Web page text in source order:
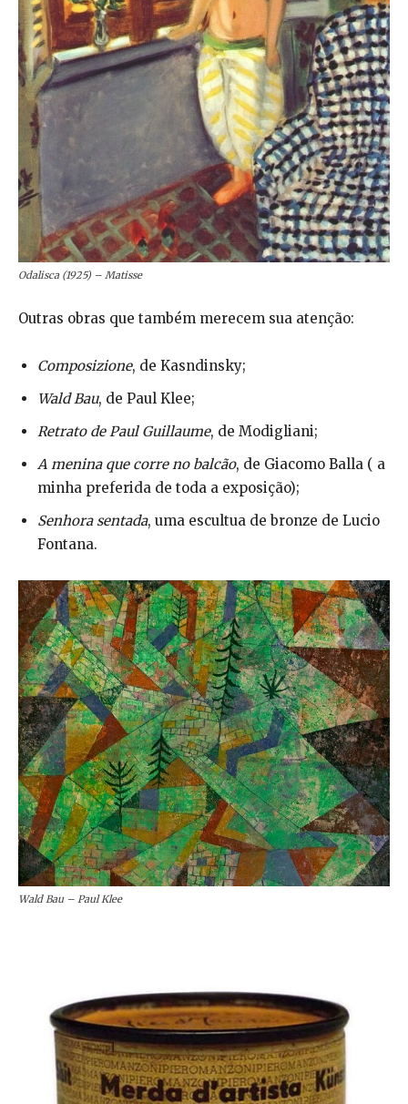
Odalisca (1925) – Matisse
Outras obras que também merecem sua atenção:
Composizione, de Kasndinsky;
Wald Bau, de Paul Klee;
Retrato de Paul Guillaume, de Modigliani;
A menina que corre no balcão, de Giacomo Balla ( a
minha preferida de toda a exposição);
Senhora sentada, uma escultua de bronze de Lucio
Fontana.
Wald Bau – Paul Klee